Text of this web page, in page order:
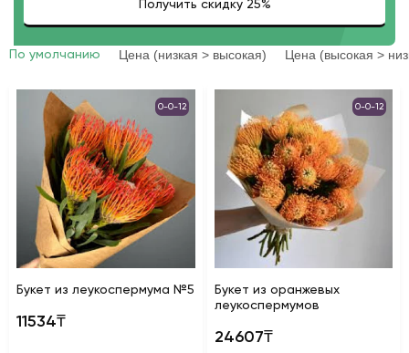
По умолчанию Цена (низкая > высокая) Цена (высокая >
0-0-12
Букет из леукоспермума №5
11534₸
0-0-12
Букет из оранжевых
леукоспермумов
24607₸